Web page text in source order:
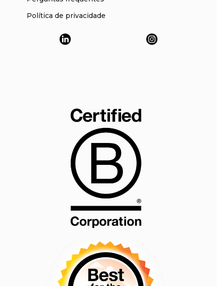
Política de privacidade